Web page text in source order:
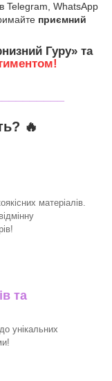
Telegram, WhatsApp
приємний
Гуру» та
🔥
матеріалів.
та
унікальних